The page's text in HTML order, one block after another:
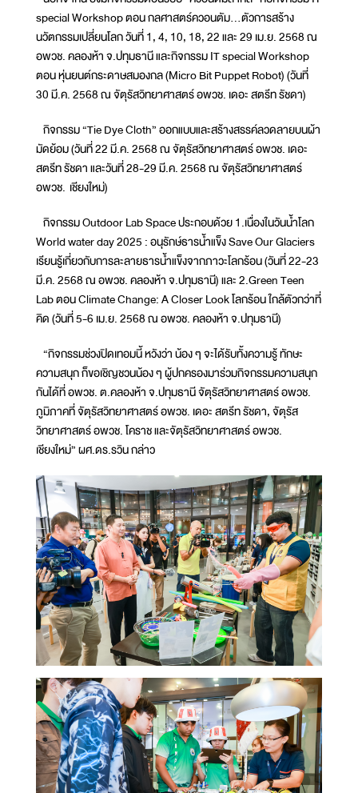
special Workshop ตอน กลศาสตร์ควอนตัม...ตัวการสร้าง
นวัตกรรมเปลี่ยนโลก วันที่ 1, 4, 10, 18, 22 และ 29 เม.ย. 2568 ณ
อพวช. คลองห้า จ.ปทุมธานี และกิจกรรม IT special Workshop
ตอน หุ่นยนต์กระดาษสมองกล (Micro Bit Puppet Robot) (วันที่
30 มี.ค. 2568 ณ จัตุรัสวิทยาศาสตร์ อพวช. เดอะ สตรีท รัชดา)
กิจกรรม “Tie Dye Cloth” ออกแบบและสร้างสรรค์ลวดลายบนผ้า
มัดย้อม (วันที่ 22 มี.ค. 2568 ณ จัตุรัสวิทยาศาสตร์ อพวช. เดอะ
สตรีท รัชดา และวันที่ 28-29 มี.ค. 2568 ณ จัตุรัสวิทยาศาสตร์
อพวช. เชียงใหม่)
กิจกรรม Outdoor Lab Space ประกอบด้วย 1.เนื่องในวันน้ำโลก
World water day 2025 : อนุรักษ์ธารน้ำแข็ง Save Our Glaciers
เรียนรู้เกี่ยวกับการละลายธารน้ำแข็งจากภาวะโลกร้อน (วันที่ 22-23
มี.ค. 2568 ณ อพวช. คลองห้า จ.ปทุมธานี) และ 2.Green Teen
Lab ตอน Climate Change: A Closer Look โลกร้อน ใกล้ตัวกว่าที่
คิด (วันที่ 5-6 เม.ย. 2568 ณ อพวช. คลองห้า จ.ปทุมธานี)
“กิจกรรมช่วงปิดเทอมนี้ หวังว่า น้อง ๆ จะได้รับทั้งความรู้ ทักษะ
ความสนุก ก็ขอเชิญชวนน้อง ๆ ผู้ปกครองมาร่วมกิจกรรมความสนุก
กันได้ที่ อพวช. ต.คลองห้า จ.ปทุมธานี จัตุรัสวิทยาศาสตร์ อพวช.
ภูมิภาคที่ จัตุรัสวิทยาศาสตร์ อพวช. เดอะ สตรีท รัชดา, จัตุรัส
วิทยาศาสตร์ อพวช. โคราช และจัตุรัสวิทยาศาสตร์ อพวช.
เชียงใหม่” ผศ.ดร.รวิน กล่าว